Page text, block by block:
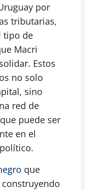
por
tributarias,
tipo de
Macri
Estos
no solo
sino
red de
puede ser
en el
político.
que